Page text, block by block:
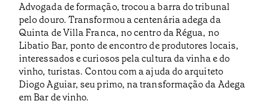
Advogada de formação, trocou a barra do tribunal
pelo douro. Transformou a centenária adega da
Quinta de Villa Franca, no centro da Régua, no
Libatio Bar, ponto de encontro de produtores locais,
interessados e curiosos pela cultura da vinha e do
vinho, turistas. Contou com a ajuda do arquiteto
Diogo Aguiar, seu primo, na transformação da Adega
em Bar de vinho.